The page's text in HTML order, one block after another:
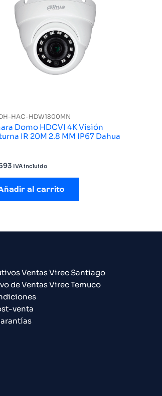
HAC-HDW1800MN
Domo HDCVI 4K Visión
Nocturna IR 20M 2.8 MM IP67 Dahua
IVA incluido
al carrito
Ventas Virec Santiago
de Ventas Virec Temuco
venta